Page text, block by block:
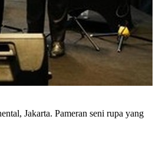
Jakarta. Pameran seni rupa yang